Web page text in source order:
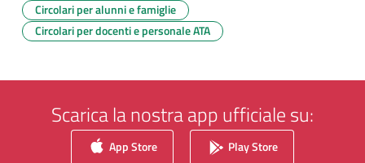
Circolari per alunni e famiglie
Circolari per docenti e personale ATA
Scarica la nostra app ufficiale su:
App Store Play Store